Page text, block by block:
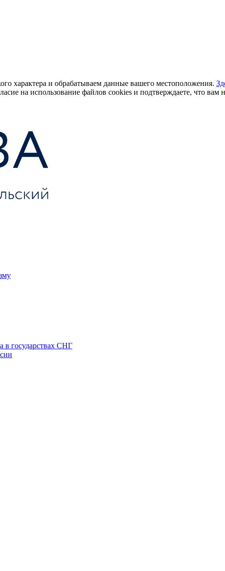
характера и обрабатываем данные вашего местоположения.
на использование файлов cookies и подтверждаете, что вам
в государствах СНГ